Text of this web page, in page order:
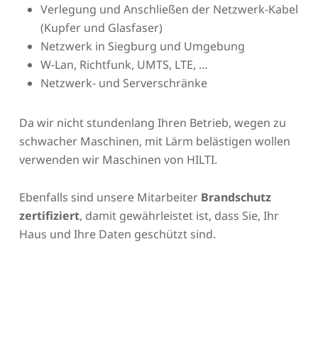
Verlegung und Anschließen der Netzwerk-Kabel
(Kupfer und Glasfaser)
Netzwerk in Siegburg und Umgebung
W-Lan, Richtfunk, UMTS, LTE, …
Netzwerk- und Serverschränke
Da wir nicht stundenlang Ihren Betrieb, wegen zu
schwacher Maschinen, mit Lärm belästigen wollen
verwenden wir Maschinen von HILTI.
Ebenfalls sind unsere Mitarbeiter Brandschutz
zertifiziert, damit gewährleistet ist, dass Sie, Ihr
Haus und Ihre Daten geschützt sind.